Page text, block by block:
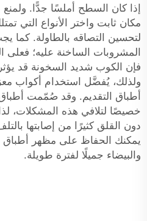
إذا كان السطح أملسًا جدًّا.
مكان ثابت واختر الأنواع التي
لتحسين التصاقه بالطاولة. كما
المشروبات الساخنة عليه؛ فعلى
فإن الكوب شديد السخونة قد
ولذلك، يُفضَّل استخدام أكواب
خصيصًا لتلافي هذه المشكلات،
دون القلق كثيرًا من إصابتها
يمكنك الحفاظ على مظهر أطباق
والبيضاء جميلًا لفترة طويلة.